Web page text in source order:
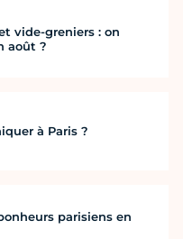
vide-greniers : on
août ?
à Paris ?
parisiens en